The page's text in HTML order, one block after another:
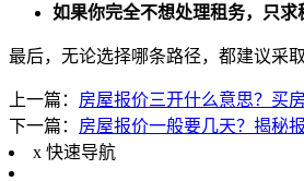
如果你完全不想处理租务，只求
最后，无论选择哪条路径，都建议采取
上一篇： 房屋报价三开什么意思？买
下一篇： 房屋报价一般要几天？揭秘
x 快速导航